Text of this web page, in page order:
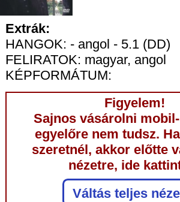
Extrák:
HANGOK: - angol - 5.1 (DD)
FELIRATOK: magyar, angol
KÉPFORMÁTUM:
Figyelem!
Sajnos vásárolni
egyelőre nem tudsz.
szeretnél, akkor előtte
nézetre, ide
Váltás teljes